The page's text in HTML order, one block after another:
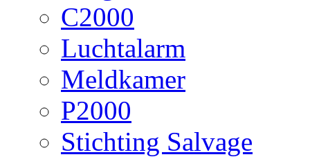
C2000
Luchtalarm
Meldkamer
P2000
Stichting Salvage